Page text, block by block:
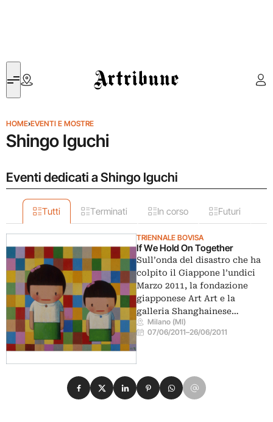
Artribune
HOME›EVENTI E MOSTRE
Shingo Iguchi
Eventi dedicati a Shingo Iguchi
Tutti Terminati In corso Futuri
TRIENNALE BOVISA
If We Hold On Together
Sull’onda del disastro che ha
colpito il Giappone l’undici
Marzo 2011, la fondazione
giapponese Art Art e la
galleria Shanghainese…
Milano (MI)
07/06/2011–26/06/2011
Condividi su Facebook
Condividi su X
Condividi su LinkedIn
Condividi su Pinterest
Condividi su WhatsApp
Condividi su Email